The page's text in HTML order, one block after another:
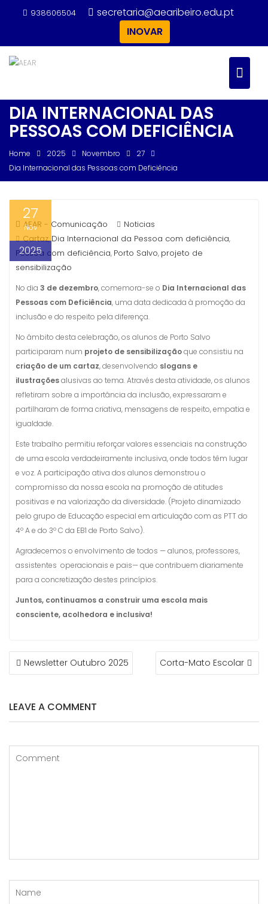
938606504
secretaria@aearibeiro.edu.pt
INOVAR
DIA INTERNACIONAL DAS
PESSOAS COM DEFICIÊNCIA
Home 2025 Novembro
27
Dia Internacional das Pessoas com Deficiência
27
Nov
2025
AEAR - Comunicação
Noticias
Cartaz,Dia Internacional da Pessoa com deficiência,
Pessoa com deficiência, Porto Salvo, projeto de
sensibilização
No dia 3 de dezembro, comemora-se o Dia Internacional das
Pessoas com Deficiência, uma data dedicada à promoção da
inclusão e do respeito pela diferença.
No âmbito desta celebração, os alunos de Porto Salvo
participaram num projeto de sensibilizaçãoque consistiu na
criação de um cartaz, desenvolvendo slogans e
ilustraçõesalusivas ao tema. Através desta atividade, os alunos
refletiram sobre a importância da inclusão, expressaram e
partilharam de forma criativa, mensagens de respeito, empatia e
igualdade.
Este trabalho permitiu reforçar valores essenciais na construção
de uma escola verdadeiramente inclusiva, onde todos têm lugar
e voz. A participação ativa dos alunos demonstrou o
compromisso da nossa escola na promoção de atitudes
positivas e na valorização da diversidade. (Projeto dinamizado
pelo grupo de Educação especial em articulação com as PTT do
4º A e do 3º C da EB1 de Porto Salvo).
Agradecemos o envolvimento de todos — alunos, professores,
assistentes operacionais e pais— que contribuem diariamente
para a concretização destes princípios.
Juntos, continuamos a construir uma escola mais
consciente, acolhedora e inclusiva!
NAVEGAÇÃO
DENewsletter Outubro 2025 Corta-Mato Escolar
LEAVE A COMMENT